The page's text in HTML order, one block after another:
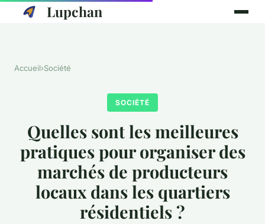
Lupchan
Accueil›Société
SOCIÉTÉ
Quelles sont les meilleures
pratiques pour organiser des
marchés de producteurs
locaux dans les quartiers
résidentiels ?